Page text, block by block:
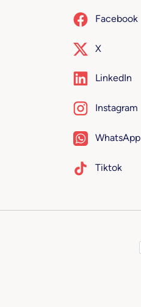
Facebook
X
LinkedIn
Instagram
WhatsApp
Tiktok